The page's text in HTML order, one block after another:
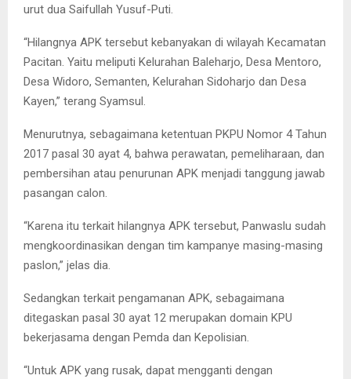
urut dua Saifullah Yusuf-Puti.
“Hilangnya APK tersebut kebanyakan di wilayah Kecamatan
Pacitan. Yaitu meliputi Kelurahan Baleharjo, Desa Mentoro,
Desa Widoro, Semanten, Kelurahan Sidoharjo dan Desa
Kayen,” terang Syamsul.
Menurutnya, sebagaimana ketentuan PKPU Nomor 4 Tahun
2017 pasal 30 ayat 4, bahwa perawatan, pemeliharaan, dan
pembersihan atau penurunan APK menjadi tanggung jawab
pasangan calon.
“Karena itu terkait hilangnya APK tersebut, Panwaslu sudah
mengkoordinasikan dengan tim kampanye masing-masing
paslon,” jelas dia.
Sedangkan terkait pengamanan APK, sebagaimana
ditegaskan pasal 30 ayat 12 merupakan domain KPU
bekerjasama dengan Pemda dan Kepolisian.
“Untuk APK yang rusak, dapat mengganti dengan